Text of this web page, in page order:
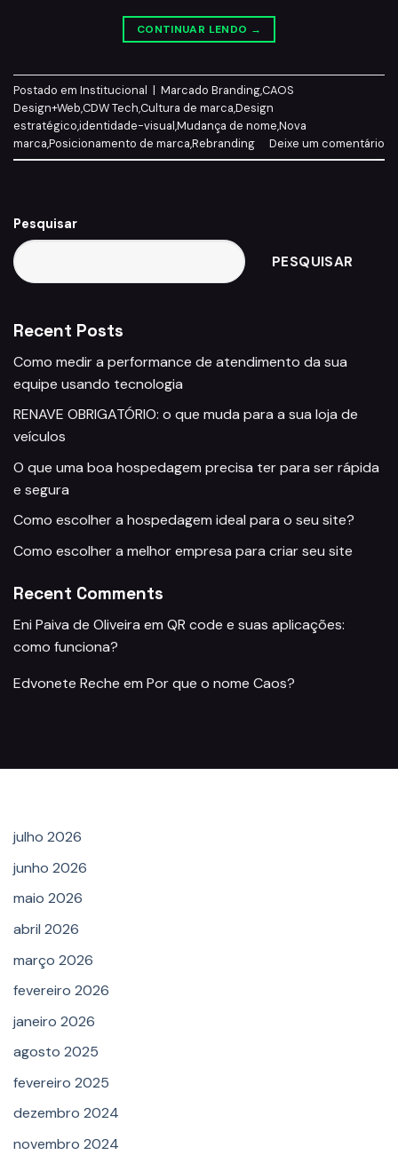
CONTINUAR LENDO →
Postado em Institucional | Marcado Branding,CAOS
Design+Web,CDW Tech,Cultura de marca,Design
estratégico,identidade-visual,Mudança de nome,Nova
marca,Posicionamento de marca,Rebranding Deixe um comentário
Pesquisar
PESQUISAR
Recent Posts
Como medir a performance de atendimento da sua
equipe usando tecnologia
RENAVE OBRIGATÓRIO: o que muda para a sua loja de
veículos
O que uma boa hospedagem precisa ter para ser rápida
e segura
Como escolher a hospedagem ideal para o seu site?
Como escolher a melhor empresa para criar seu site
Recent Comments
Eni Paiva de Oliveira em QR code e suas aplicações:
como funciona?
Edvonete Reche em Por que o nome Caos?
julho 2026
junho 2026
maio 2026
abril 2026
março 2026
fevereiro 2026
janeiro 2026
agosto 2025
fevereiro 2025
dezembro 2024
novembro 2024